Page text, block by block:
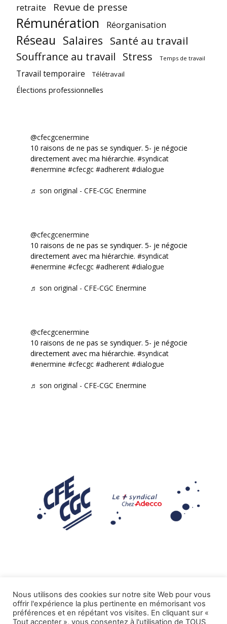
retraite Revue de presse
Rémunération Réorganisation
Réseau Salaires Santé au travail
Souffrance au travail Stress Temps de travail
Travail temporaire Télétravail
Élections professionnelles
@cfecgcenermine
10 raisons de ne pas se syndiquer. 5- je négocie
directement avec ma hiérarchie. #syndicat
#enermine #cfecgc #adherent #dialogue
♬ son original - CFE-CGC Enermine
@cfecgcenermine
10 raisons de ne pas se syndiquer. 5- je négocie
directement avec ma hiérarchie. #syndicat
#enermine #cfecgc #adherent #dialogue
♬ son original - CFE-CGC Enermine
@cfecgcenermine
10 raisons de ne pas se syndiquer. 5- je négocie
directement avec ma hiérarchie. #syndicat
#enermine #cfecgc #adherent #dialogue
♬ son original - CFE-CGC Enermine
Mentions légales
Nous utilisons des cookies sur notre site Web pour vous
offrir l'expérience la plus pertinente en mémorisant vos
préférences et en répétant vos visites. En cliquant sur «
Tout accepter », vous consentez à l'utilisation de TOUS